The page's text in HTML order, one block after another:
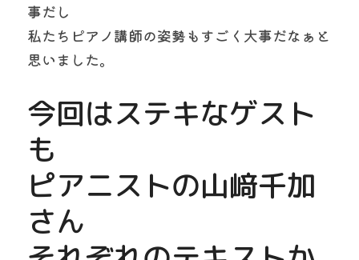
事だし
私たちピアノ講師の姿勢もすごく大事だなぁと
思いました。
今回はステキなゲスト
も
ピアニストの山﨑千加
さん